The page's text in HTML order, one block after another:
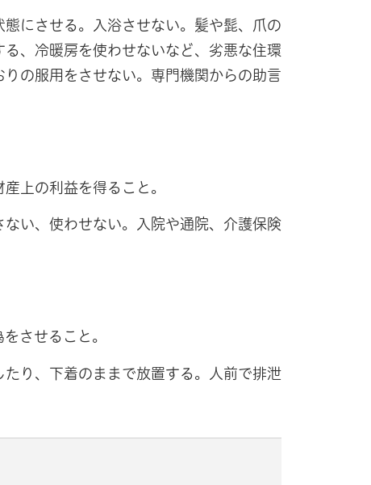
にさせる。入浴させない。髪や髭、爪の
、冷暖房を使わせないなど、劣悪な住環
の服用をさせない。専門機関からの助言
上の利益を得ること。
い、使わせない。入院や通院、介護保険
させること。
り、下着のままで放置する。人前で排泄